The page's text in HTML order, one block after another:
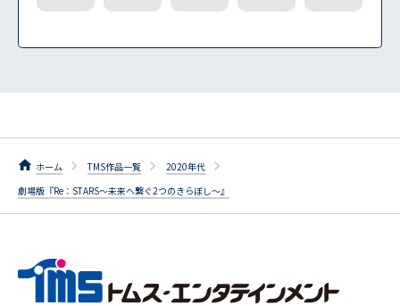
ホーム TMS作品一覧
2020年代
劇場版『Re：STARS～未来へ繋ぐ2つのきらぼし～』